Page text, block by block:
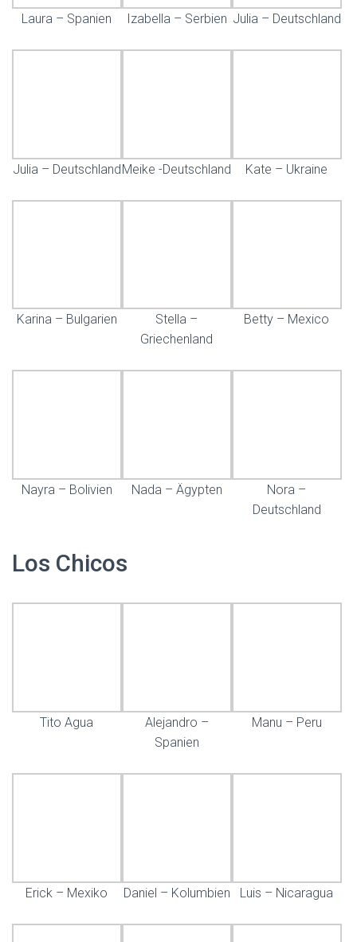
Laura – Spanien Izabella – Serbien Julia – Deutschland
Julia – DeutschlandMeike -Deutschland Kate – Ukraine
Karina – Bulgarien
Stella –
Griechenland
Betty – Mexico
Nayra – Bolivien Nada – Ägypten
Nora –
Deutschland
Los Chicos
Tito Agua
Alejandro –
Spanien
Manu – Peru
Erick – Mexiko Daniel – Kolumbien Luis – Nicaragua